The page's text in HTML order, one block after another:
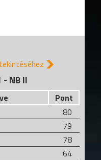
NB II
Pont
80
79
78
64